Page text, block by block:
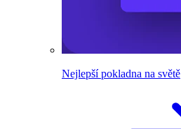
Nejlepší pokladna na světě